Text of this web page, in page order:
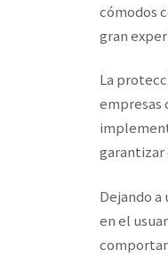
cómodos
gran
La
empresas
garantizar
Dejando
en el